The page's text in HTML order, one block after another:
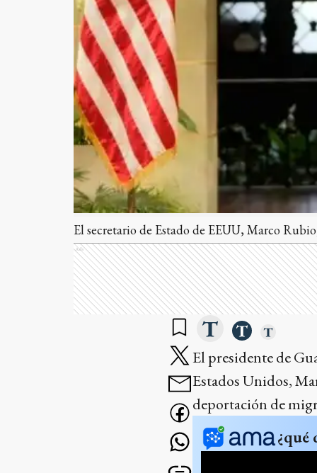
El secretario de Estado de EEUU, Marco
Ads
El presidente de
Estados Unidos,
deportación de
¿qué